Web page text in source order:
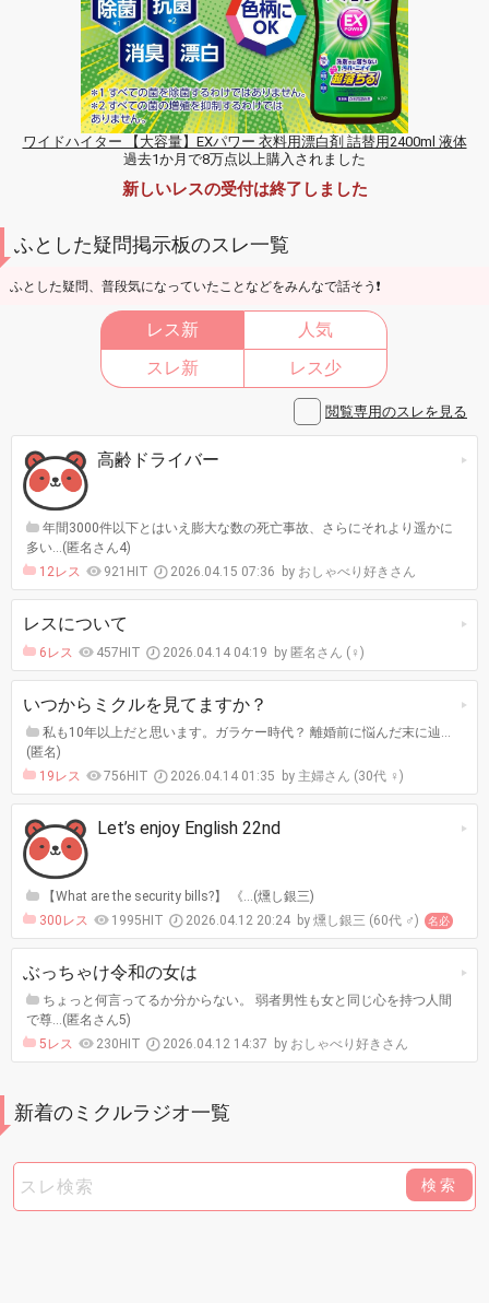
ワイドハイター 【大容量】EXパワー 衣料用漂白剤 詰替用2400ml 液体
過去1か月で8万点以上購入されました
新しいレスの受付は終了しました
ふとした疑問掲示板のスレ一覧
ふとした疑問、普段気になっていたことなどをみんなで話そう❗
レス新
人気
スレ新
レス少
閲覧専用のスレを見る
高齢ドライバー
年間3000件以下とはいえ膨大な数の死亡事故、さらにそれより遥かに
多い…(匿名さん4)
12レス
921HIT 2026.04.15 07:36 おしゃべり好きさん
レスについて
6レス 457HIT 2026.04.14 04:19 匿名さん (♀)
いつからミクルを見てますか？
私も10年以上だと思います。ガラケー時代？ 離婚前に悩んだ末に辿…
(匿名)
19レス
756HIT 2026.04.14 01:35 主婦さん (30代 ♀)
Let’s enjoy English 22nd
【What are the security bills?】 《…(燻し銀三)
300レス
1995HIT 2026.04.12 20:24 燻し銀三 (60代 ♂) 名必
ぶっちゃけ令和の女は
ちょっと何言ってるか分からない。 弱者男性も女と同じ心を持つ人間
で尊…(匿名さん5)
5レス
230HIT 2026.04.12 14:37 おしゃべり好きさん
新着のミクルラジオ一覧
検索